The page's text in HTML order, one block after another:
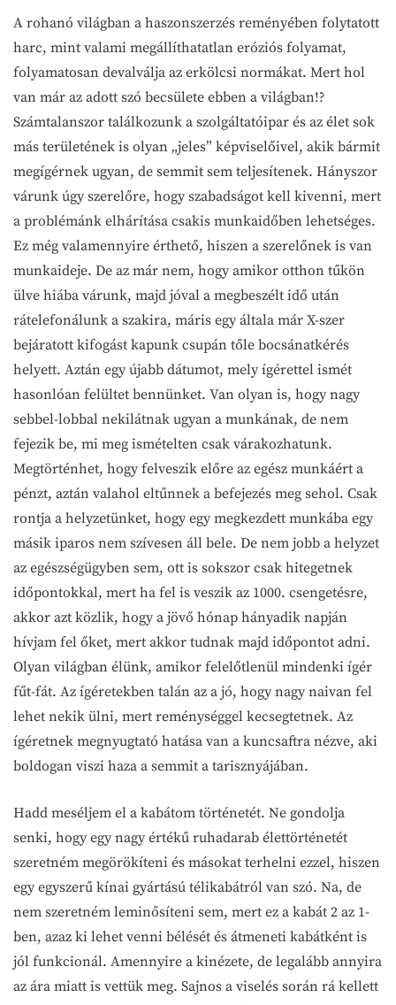
A rohanó világban a haszonszerzés reményében folytatott
harc, mint valami megállíthatatlan eróziós folyamat,
folyamatosan devalválja az erkölcsi normákat. Mert hol
van már az adott szó becsülete ebben a világban!?
Számtalanszor találkozunk a szolgáltatóipar és az élet sok
más területének is olyan „jeles” képviselőivel, akik bármit
megígérnek ugyan, de semmit sem teljesítenek. Hányszor
várunk úgy szerelőre, hogy szabadságot kell kivenni, mert
a problémánk elhárítása csakis munkaidőben lehetséges.
Ez még valamennyire érthető, hiszen a szerelőnek is van
munkaideje. De az már nem, hogy amikor otthon tűkön
ülve hiába várunk, majd jóval a megbeszélt idő után
rátelefonálunk a szakira, máris egy általa már X-szer
bejáratott kifogást kapunk csupán tőle bocsánatkérés
helyett. Aztán egy újabb dátumot, mely ígérettel ismét
hasonlóan felültet bennünket. Van olyan is, hogy nagy
sebbel-lobbal nekilátnak ugyan a munkának, de nem
fejezik be, mi meg ismételten csak várakozhatunk.
Megtörténhet, hogy felveszik előre az egész munkáért a
pénzt, aztán valahol eltűnnek a befejezés meg sehol. Csak
rontja a helyzetünket, hogy egy megkezdett munkába egy
másik iparos nem szívesen áll bele. De nem jobb a helyzet
az egészségügyben sem, ott is sokszor csak hitegetnek
időpontokkal, mert ha fel is veszik az 1000. csengetésre,
akkor azt közlik, hogy a jövő hónap hányadik napján
hívjam fel őket, mert akkor tudnak majd időpontot adni.
Olyan világban élünk, amikor felelőtlenül mindenki ígér
fűt-fát. Az ígéretekben talán az a jó, hogy nagy naivan fel
lehet nekik ülni, mert reménységgel kecsegtetnek. Az
ígéretnek megnyugtató hatása van a kuncsaftra nézve, aki
boldogan viszi haza a semmit a tarisznyájában.
Hadd meséljem el a kabátom történetét. Ne gondolja
senki, hogy egy nagy értékű ruhadarab élettörténetét
szeretném megörökíteni és másokat terhelni ezzel, hiszen
egy egyszerű kínai gyártású télikabátról van szó. Na, de
nem szeretném leminősíteni sem, mert ez a kabát 2 az 1-
ben, azaz ki lehet venni bélését és átmeneti kabátként is
jól funkcionál. Amennyire a kinézete, de legalább annyira
az ára miatt is vettük meg. Sajnos a viselés során rá kellett